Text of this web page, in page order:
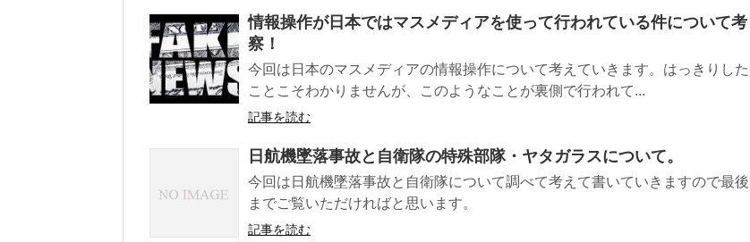
情報操作が日本ではマスメディアを使って行われている件について考
察！
今回は日本のマスメディアの情報操作について考えていきます。はっきりした
ことこそわかりませんが、このようなことが裏側で行われて...
記事を読む
日航機墜落事故と自衛隊の特殊部隊・ヤタガラスについて。
今回は日航機墜落事故と自衛隊について調べて考えて書いていきますので最後
までご覧いただければと思います。
記事を読む